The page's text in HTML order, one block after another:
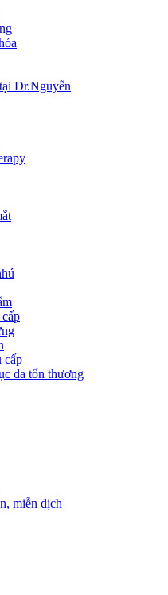
Dr.Nguyễn
cấp
da tổn thương
miễn dịch